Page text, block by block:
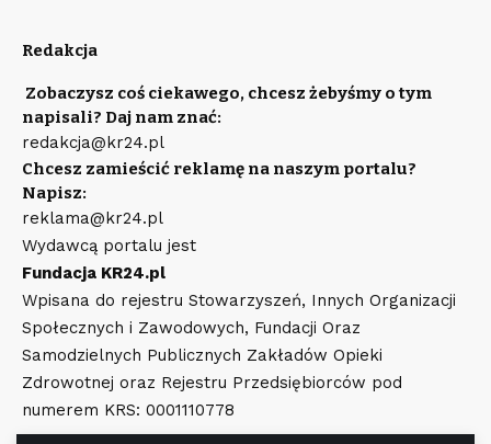
Redakcja
Zobaczysz coś ciekawego, chcesz żebyśmy o tym
napisali? Daj nam znać:
redakcja@kr24.pl
Chcesz zamieścić reklamę na naszym portalu?
Napisz:
reklama@kr24.pl
Wydawcą portalu jest
Fundacja KR24.pl
Wpisana do rejestru Stowarzyszeń, Innych Organizacji
Społecznych i Zawodowych, Fundacji Oraz
Samodzielnych Publicznych Zakładów Opieki
Zdrowotnej oraz Rejestru Przedsiębiorców pod
numerem KRS: 0001110778